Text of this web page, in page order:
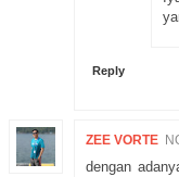
Reply
ZEE VORTE
dengan